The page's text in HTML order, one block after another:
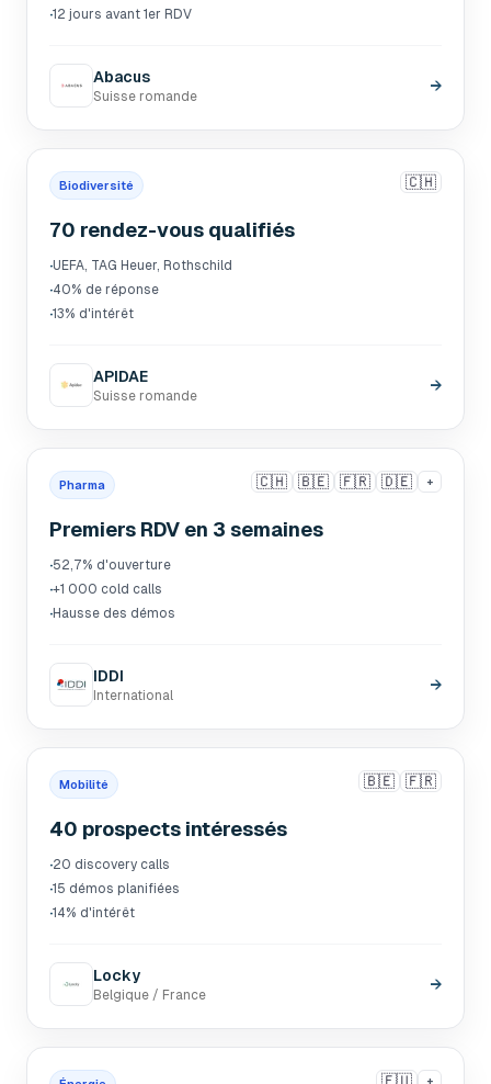
·12 jours avant 1er RDV
Abacus
Suisse romande
→
Biodiversité 🇨🇭
70 rendez-vous qualifiés
·UEFA, TAG Heuer, Rothschild
·40% de réponse
·13% d'intérêt
APIDAE
Suisse romande
→
Pharma 🇨🇭 🇧🇪 🇫🇷 🇩🇪 +
Premiers RDV en 3 semaines
·52,7% d'ouverture
·+1 000 cold calls
·Hausse des démos
IDDI
International
→
Mobilité 🇧🇪 🇫🇷
40 prospects intéressés
·20 discovery calls
·15 démos planifiées
·14% d'intérêt
Locky
Belgique / France
→
+